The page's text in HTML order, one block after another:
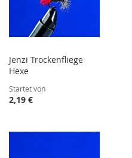
Jenzi Trockenfliege
Hexe
Startet von
2,19 €